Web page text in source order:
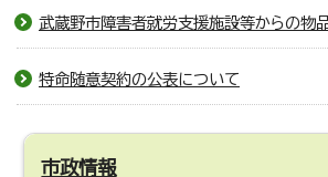
武蔵野市障害者就労支援施設等からの物
特命随意契約の公表について
市政情報